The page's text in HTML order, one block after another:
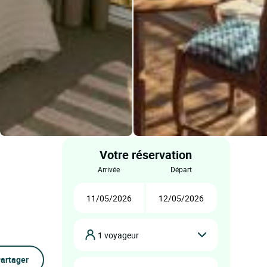
Votre réservation
arrivée départ
1 voyageur